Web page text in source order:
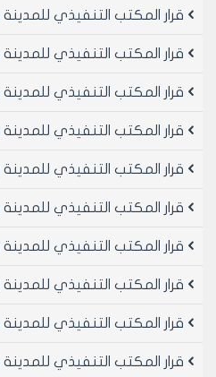
مادة 2- ينشر هذا القرار في
رئيس المكتب
الدكتور
قرار المكتب التنفيذي للمدينة رقم 12
قرار المكتب التنفيذي للمدينة رقم 134
قرار المكتب التنفيذي للمدينة رقم 14
قرار المكتب التنفيذي للمدينة رقم 158
قرار المكتب التنفيذي للمدينة رقم 162
قرار المكتب التنفيذي للمدينة رقم 163
قرار المكتب التنفيذي للمدينة رقم 189
قرار المكتب التنفيذي للمدينة رقم 192
قرار المكتب التنفيذي للمدينة رقم 2
قرار المكتب التنفيذي للمدينة رقم 224